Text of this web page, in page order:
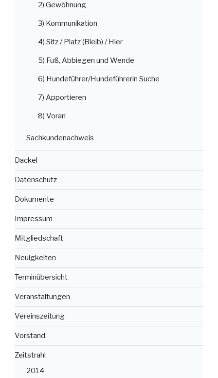
2) Gewöhnung
3) Kommunikation
4) Sitz / Platz (Bleib) / Hier
5) Fuß, Abbiegen und Wende
6) Hundeführer/Hundeführerin Suche
7) Apportieren
8) Voran
Sachkundenachweis
Dackel
Datenschutz
Dokumente
Impressum
Mitgliedschaft
Neuigkeiten
Terminübersicht
Veranstaltungen
Vereinszeitung
Vorstand
Zeitstrahl
2014